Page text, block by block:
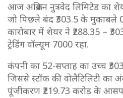
आज अक्रिशन नुत्रवेद लिमिटेड का
जो पिछले बंद ₹303.5 के मुकाबले
कारोबार में शेयर ने ₹288.35 –
ट्रेडिंग वॉल्यूम 7000 रहा.
कंपनी का 52-सप्ताह का उच्च
जिससे स्टॉक की वोलैटिलिटी का
पूंजीकरण ₹219.73 करोड़ के